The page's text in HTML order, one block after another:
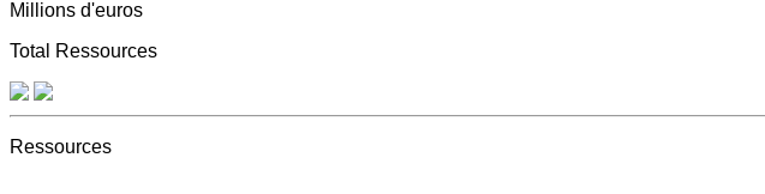
Millions d'euros
Total Ressources
Ressources